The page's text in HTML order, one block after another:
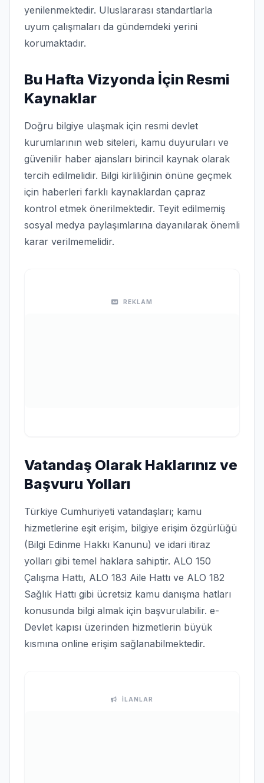
yenilenmektedir. Uluslararası standartlarla
uyum çalışmaları da gündemdeki yerini
korumaktadır.
Bu Hafta Vizyonda İçin Resmi
Kaynaklar
Doğru bilgiye ulaşmak için resmi devlet
kurumlarının web siteleri, kamu duyuruları ve
güvenilir haber ajansları birincil kaynak olarak
tercih edilmelidir. Bilgi kirliliğinin önüne geçmek
için haberleri farklı kaynaklardan çapraz
kontrol etmek önerilmektedir. Teyit edilmemiş
sosyal medya paylaşımlarına dayanılarak önemli
karar verilmemelidir.
REKLAM
Vatandaş Olarak Haklarınız ve
Başvuru Yolları
Türkiye Cumhuriyeti vatandaşları; kamu
hizmetlerine eşit erişim, bilgiye erişim özgürlüğü
(Bilgi Edinme Hakkı Kanunu) ve idari itiraz
yolları gibi temel haklara sahiptir. ALO 150
Çalışma Hattı, ALO 183 Aile Hattı ve ALO 182
Sağlık Hattı gibi ücretsiz kamu danışma hatları
konusunda bilgi almak için başvurulabilir. e-
Devlet kapısı üzerinden hizmetlerin büyük
kısmına online erişim sağlanabilmektedir.
İLANLAR